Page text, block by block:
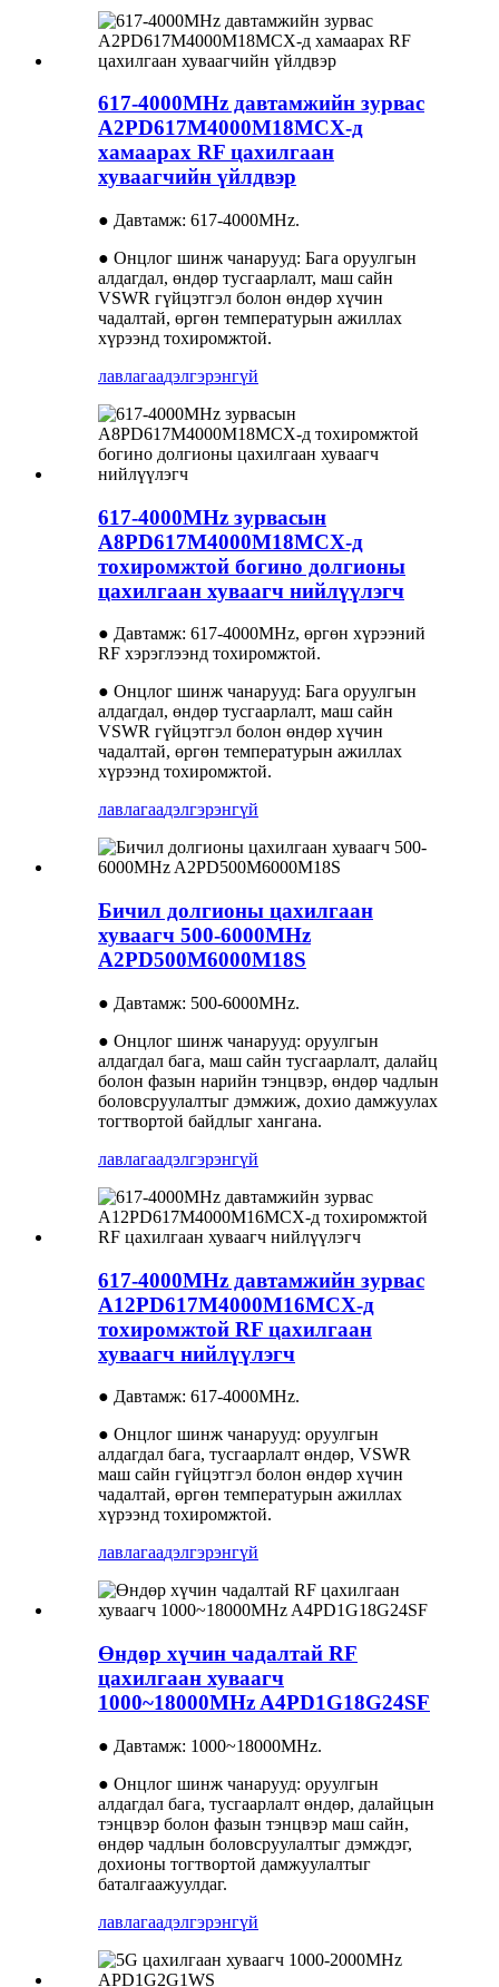
617-4000MHz давтамжийн зурвас
A2PD617M4000M18MCX-д
хамаарах RF цахилгаан
хуваагчийн үйлдвэр
● Давтамж: 617-4000MHz.
● Онцлог шинж чанарууд: Бага оруулгын
алдагдал, өндөр тусгаарлалт, маш сайн
VSWR гүйцэтгэл болон өндөр хүчин
чадалтай, өргөн температурын ажиллах
хүрээнд тохиромжтой.
лавлагаадэлгэрэнгүй
617-4000MHz зурвасын
A8PD617M4000M18MCX-д
тохиромжтой богино долгионы
цахилгаан хуваагч нийлүүлэгч
● Давтамж: 617-4000MHz, өргөн хүрээний
RF хэрэглээнд тохиромжтой.
● Онцлог шинж чанарууд: Бага оруулгын
алдагдал, өндөр тусгаарлалт, маш сайн
VSWR гүйцэтгэл болон өндөр хүчин
чадалтай, өргөн температурын ажиллах
хүрээнд тохиромжтой.
лавлагаадэлгэрэнгүй
Бичил долгионы цахилгаан
хуваагч 500-6000MHz
A2PD500M6000M18S
● Давтамж: 500-6000MHz.
● Онцлог шинж чанарууд: оруулгын
алдагдал бага, маш сайн тусгаарлалт, далайц
болон фазын нарийн тэнцвэр, өндөр чадлын
боловсруулалтыг дэмжиж, дохио дамжуулах
тогтвортой байдлыг хангана.
лавлагаадэлгэрэнгүй
617-4000MHz давтамжийн зурвас
A12PD617M4000M16MCX-д
тохиромжтой RF цахилгаан
хуваагч нийлүүлэгч
● Давтамж: 617-4000MHz.
● Онцлог шинж чанарууд: оруулгын
алдагдал бага, тусгаарлалт өндөр, VSWR
маш сайн гүйцэтгэл болон өндөр хүчин
чадалтай, өргөн температурын ажиллах
хүрээнд тохиромжтой.
лавлагаадэлгэрэнгүй
Өндөр хүчин чадалтай RF
цахилгаан хуваагч
1000~18000MHz A4PD1G18G24SF
● Давтамж: 1000~18000MHz.
● Онцлог шинж чанарууд: оруулгын
алдагдал бага, тусгаарлалт өндөр, далайцын
тэнцвэр болон фазын тэнцвэр маш сайн,
өндөр чадлын боловсруулалтыг дэмждэг,
дохионы тогтвортой дамжуулалтыг
баталгаажуулдаг.
лавлагаадэлгэрэнгүй